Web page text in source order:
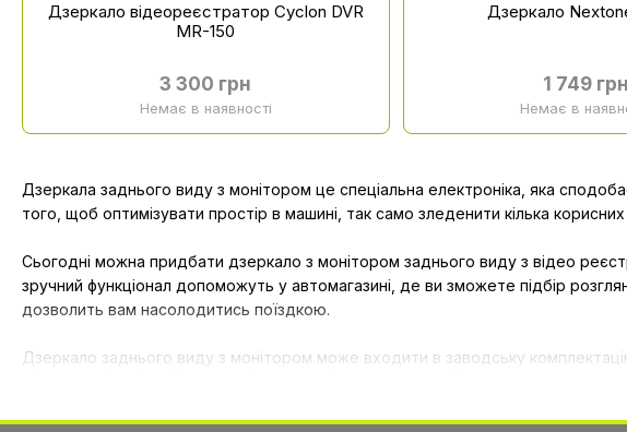
Дзеркала заднього виду з монітором це спеціальна електроніка, яка
того, щоб оптимізувати простір в машині, так само зледенити кілька корисних
Сьогодні можна придбати дзеркало з монітором заднього виду з відео
зручний функціонал допоможуть у автомагазині, де ви зможете підбір
дозволить вам насолодитись поїздкою.
Дзеркало заднього виду з монітором може входити в заводську
Дзеркало відеореєстратор Cyclon DVR
MR-150
3 300 грн
Немає в наявності
Дзеркало
1 749 грн
Немає в